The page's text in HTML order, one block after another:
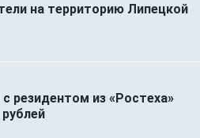
на территорию Липецкой
резидентом из «Ростеха»